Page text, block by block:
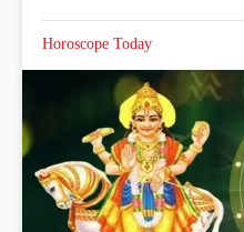
Horoscope Today